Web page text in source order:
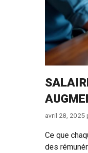
avril 28, 2025
Ce que
des